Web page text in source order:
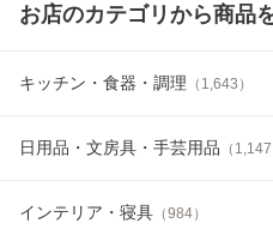
お店のカテゴリから商品
キッチン・食器・調理 （ 1,643 ）
日用品・文房具・手芸用品 （ 1,147
インテリア・寝具 （984）